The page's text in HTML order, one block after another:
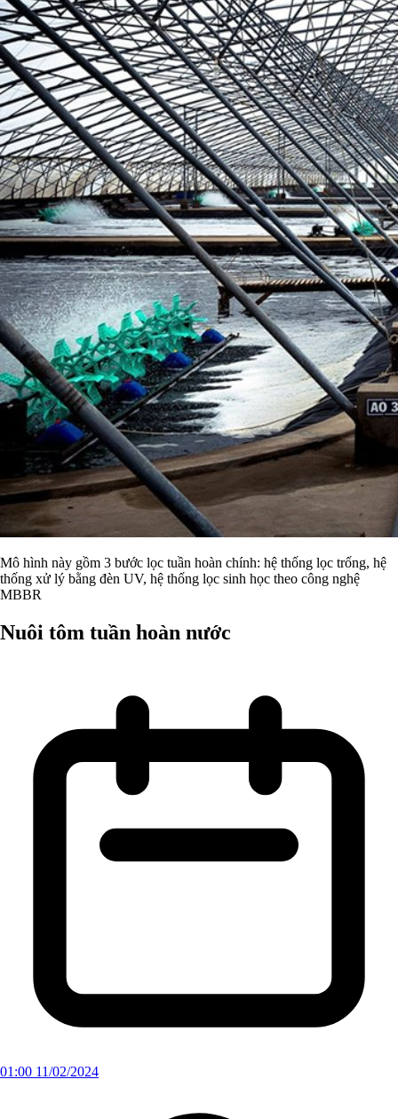
Mô hình này gồm 3 bước lọc tuần hoàn chính: hệ thống lọc trống, hệ
thống xử lý bằng đèn UV, hệ thống lọc sinh học theo công nghệ
MBBR
Nuôi tôm tuần hoàn nước
01:00 11/02/2024